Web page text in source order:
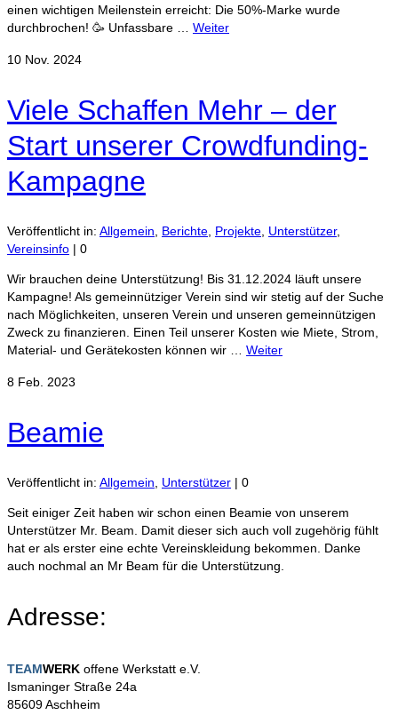
einen wichtigen Meilenstein erreicht: Die 50%-Marke wurde
durchbrochen! 🥳 Unfassbare … Weiter
10 Nov. 2024
Viele Schaffen Mehr – der
Start unserer Crowdfunding-
Kampagne
Veröffentlicht in: Allgemein Berichte Projekte Unterstützer,
Vereinsinfo | 0
Wir brauchen deine Unterstützung! Bis 31.12.2024 läuft unsere
Kampagne!​ Als gemeinnütziger Verein sind wir stetig auf der Suche
nach Möglichkeiten, unseren Verein und unseren gemeinnützigen
Zweck zu finanzieren. Einen Teil unserer Kosten wie Miete, Strom,
Material- und Gerätekosten können wir … Weiter
8 Feb. 2023
Beamie
Veröffentlicht in: Allgemein Unterstützer | 0
Seit einiger Zeit haben wir schon einen Beamie von unserem
Unterstützer Mr. Beam. Damit dieser sich auch voll zugehörig fühlt
hat er als erster eine echte Vereinskleidung bekommen. Danke
auch nochmal an Mr Beam für die Unterstützung.
Adresse:
TEAMWERK offene Werkstatt e.V.
Ismaninger Straße 24a
85609 Aschheim